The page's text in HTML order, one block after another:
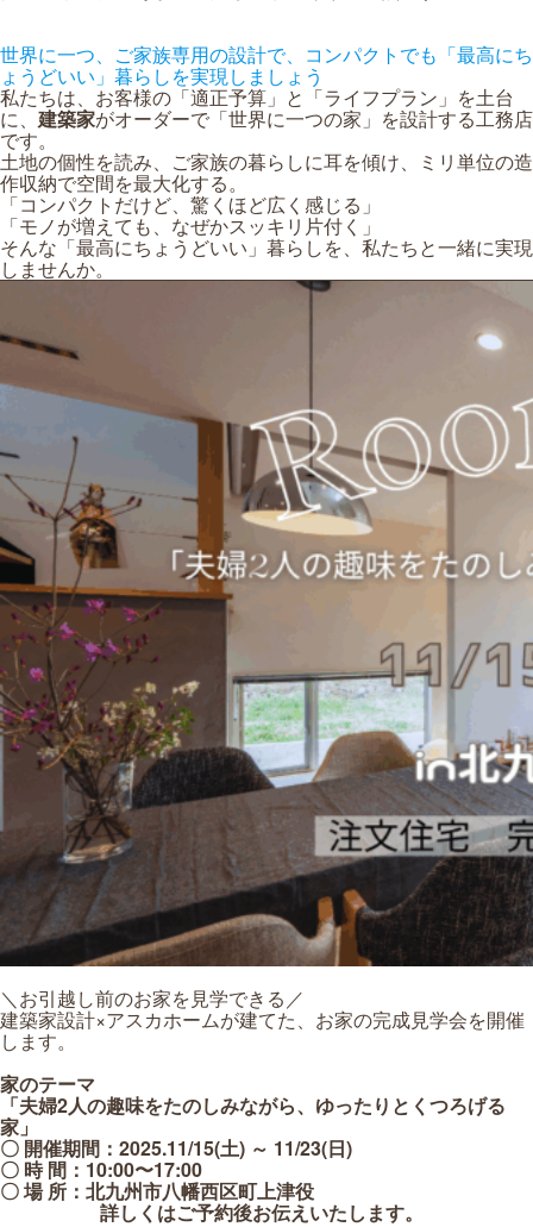
世界に一つ、ご家族専用の設計で、コンパクトでも「最高にち
ょうどいい」暮らしを実現しましょう
私たちは、お客様の「適正予算」と「ライフプラン」を土台
に、 建築家がオーダーで「世界に一つの家」を設計する工務店
です。
土地の個性を読み、ご家族の暮らしに耳を傾け、ミリ単位の造
作収納で空間を最大化する。
「コンパクトだけど、驚くほど広く感じる」
「モノが増えても、なぜかスッキリ片付く」
そんな「最高にちょうどいい」暮らしを、私たちと一緒に実現
しませんか。
＼お引越し前のお家を見学できる／
建築家設計×アスカホームが建てた、お家の完成見学会を開催
します。
家のテーマ
「夫婦2人の趣味をたのしみながら、ゆったりとくつろげる
家」
〇 開催期間：2025.11/15(土) ～ 11/23(日)
〇 時 間：10:00〜17:00
〇 場 所：北九州市八幡西区町上津役
詳しくはご予約後お伝えいたします。